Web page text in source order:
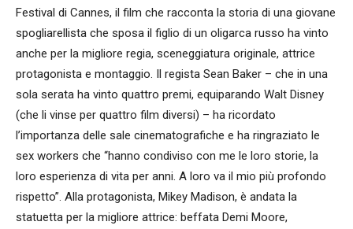
Festival di Cannes, il film che racconta la storia di una giovane
spogliarellista che sposa il figlio di un oligarca russo ha vinto
anche per la migliore regia, sceneggiatura originale, attrice
protagonista e montaggio. Il regista Sean Baker – che in una
sola serata ha vinto quattro premi, equiparando Walt Disney
(che li vinse per quattro film diversi) – ha ricordato
l’importanza delle sale cinematografiche e ha ringraziato le
sex workers che “hanno condiviso con me le loro storie, la
loro esperienza di vita per anni. A loro va il mio più profondo
rispetto”. Alla protagonista, Mikey Madison, è andata la
statuetta per la migliore attrice: beffata Demi Moore,